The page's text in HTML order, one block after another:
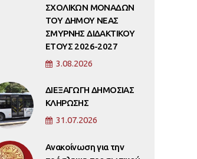
ΣΧΟΛΙΚΩΝ ΜΟΝΑΔΩΝ
ΤΟΥ ΔΗΜΟΥ ΝΕΑΣ
ΣΜΥΡΝΗΣ ΔΙΔΑΚΤΙΚΟΥ
ΕΤΟΥΣ 2026-2027
3.08.2026
ΔΙΕΞΑΓΩΓΗ ΔΗΜΟΣΙΑΣ
ΚΛΗΡΩΣΗΣ
31.07.2026
Ανακοίνωση για την